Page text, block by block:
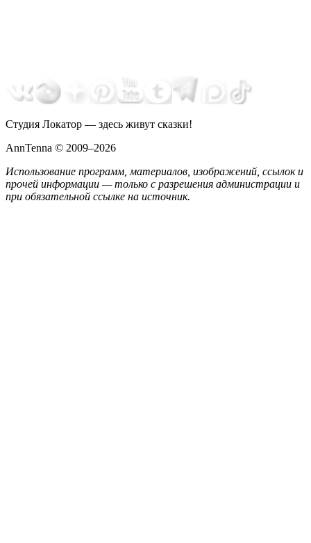
Студия Локатор — здесь живут сказки!
AnnTenna © 2009–2026
Использование программ, материалов, изображений, ссылок и
прочей информации — только с разрешения администрации и
при обязательной ссылке на источник.